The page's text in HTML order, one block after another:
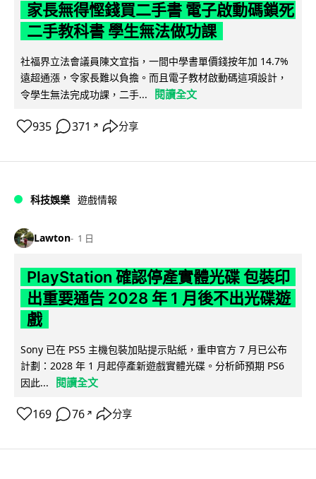
家長無得慳錢買二手書 電子啟動碼鎖死
二手教科書 學生無法做功課
社福界立法會議員陳文宜指，一間中學書單價錢按年加 14.7%
遠超通漲，令家長難以負擔。而且電子教材啟動碼這項設計，
令學生無法完成功課，二手...
閱讀全文
935 371 ↗ 分享
科技娛樂 遊戲情報
Lawton 1 日
PlayStation 確認停產實體光碟 包裝印
出重要通告 2028 年 1 月後不出光碟遊
戲
Sony 已在 PS5 主機包裝加貼提示貼紙，重申官方 7 月已公布
計劃：2028 年 1 月起停產新遊戲實體光碟。分析師預期 PS6
因此...
閱讀全文
169 76 ↗ 分享